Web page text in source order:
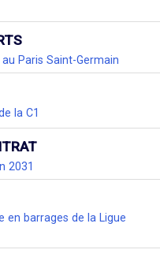
Paris Saint-Germain
la C1
2031
en barrages de la Ligue